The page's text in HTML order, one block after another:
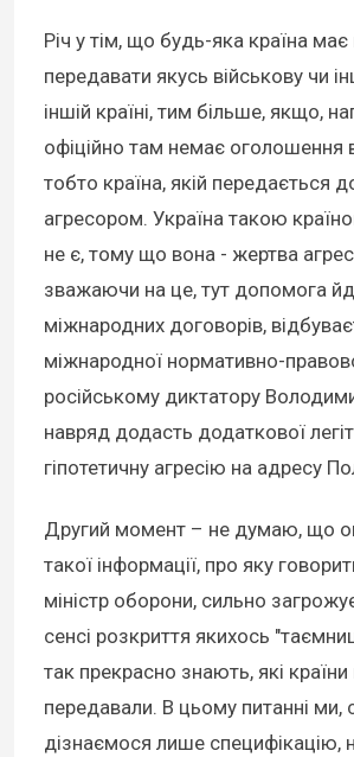
Річ у тім, що будь-яка країна має
передавати якусь військову чи
іншій країні, тим більше, якщо,
офіційно там немає оголошення
тобто країна, якій передається
агресором. Україна такою
не є, тому що вона - жертва
зважаючи на це, тут допомога
міжнародних договорів,
міжнародної нормативно-
російському диктатору
навряд додасть додаткової
гіпотетичну агресію на адресу
Другий момент – не думаю, що
такої інформації, про яку
міністр оборони, сильно
сенсі розкриття якихось
так прекрасно знають, які країни
передавали. В цьому питанні ми,
дізнаємося лише специфікацію,